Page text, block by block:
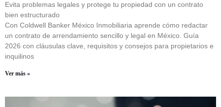
Evita problemas legales y protege tu propiedad con un contrato
bien estructurado
Con Coldwell Banker México Inmobiliaria aprende cómo redactar
un contrato de arrendamiento sencillo y legal en México. Guía
2026 con cláusulas clave, requisitos y consejos para propietarios e
inquilinos
Ver más »